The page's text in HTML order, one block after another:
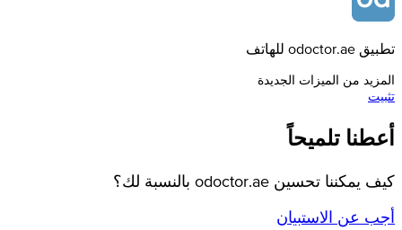
تطبيق odoctor.ae للهاتف
المزيد من الميزات الجديدة
تثبيت
أعطنا تلميحاً
كيف يمكننا تحسين odoctor.ae بالنسبة لك؟
أجب عن الاستبيان